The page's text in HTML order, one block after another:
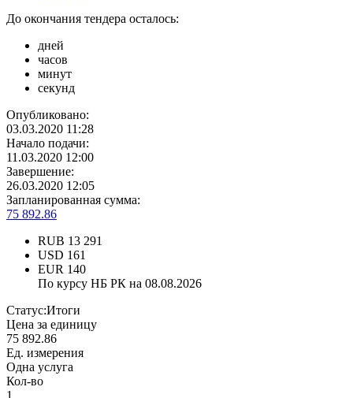
До окончания тендера осталось:
дней
часов
минут
секунд
Опубликовано:
03.03.2020 11:28
Начало подачи:
11.03.2020 12:00
Завершение:
26.03.2020 12:05
Запланированная сумма:
75 892.86
RUB 13 291
USD 161
EUR 140
По курсу НБ РК на 08.08.2026
Статус:Итоги
Цена за единицу
75 892.86
Ед. измерения
Одна услуга
Кол-во